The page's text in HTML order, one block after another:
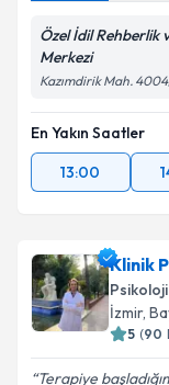
Özel İdil Rehberlik
Merkezi
Kazımdirik Mah.
En Yakın Saatler
13:00
Klinik
Psikoloji
İzmir,
5 (90
Terapiye